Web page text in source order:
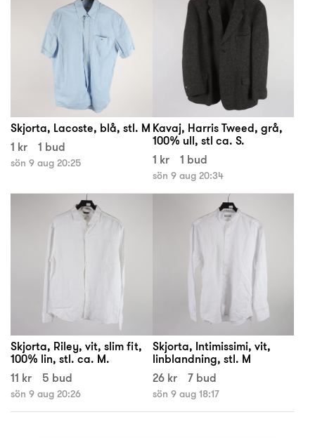
Skjorta, Lacoste, blå, stl. M
1 kr
1 bud
sön 9 aug 20:25
Kavaj, Harris Tweed, grå,
100% ull, stl ca. S.
1 kr
1 bud
sön 9 aug 20:34
Skjorta, Riley, vit, slim fit,
100% lin, stl. ca. M.
11 kr
5 bud
sön 9 aug 20:26
Skjorta, Intimissimi, vit,
linblandning, stl. M
26 kr
7 bud
sön 9 aug 18:17